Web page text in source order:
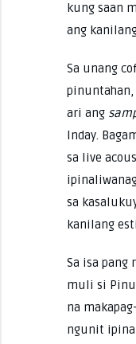
kung saan
ang
Sa unang
ari ang
Inday.
sa live
sa
kanilang
Sa isa pang
muli si
na
ngunit